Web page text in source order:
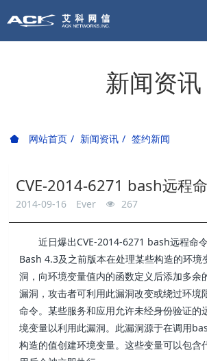
新闻资讯
网站首页 新闻资讯 签约新闻
CVE-2014-6271 bash远程
2014-09-16 Ever 267
近日爆出CVE-2014-6271 bash远程命
Bash 4.3及之前版本在处理某些构造的环境
洞，向环境变量值内的函数定义后添加多余
漏洞，攻击者可利用此漏洞改变或绕过环境
命令。某些服务和应用允许未经身份验证的
境变量以利用此漏洞。此漏洞源于在调用
构造的值创建环境变量。这些变量可以包含